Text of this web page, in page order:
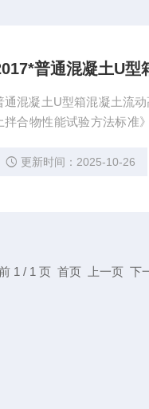
普通混凝土U型
通混凝土U型箱混凝土流
拌合物性能试验方法标准
新标准增加了专业的术语和
量精度要求比原标准提高
更新时间：2025-10-26
1 / 1 页 首页 上一页 下